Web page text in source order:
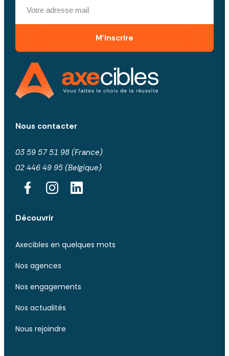
M'inscrire
Nous contacter
03 59 57 51 98 (France)
02 446 49 95 (Belgique)
Découvrir
Axecibles en quelques mots
Nos agences
Nos engagements
Nos actualités
Nous rejoindre